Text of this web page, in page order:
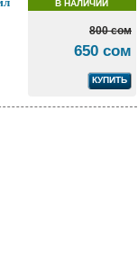
В НАЛИЧИИ
800 сом
650 сом
КУПИТЬ